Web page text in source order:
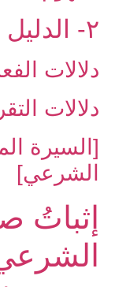
۲- الدليل الشرعي غير اللفظي
دلالات
دلالات
[السيرة
الشرعي]
إثباتُ‏